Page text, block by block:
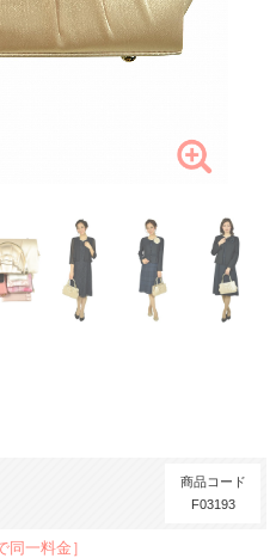
商品コード
F03193
同一料金］